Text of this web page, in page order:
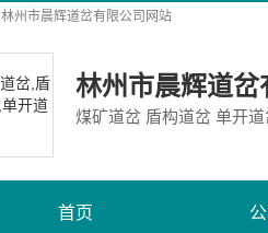
林州市晨辉道岔有限公司 网站
林州市晨辉道岔
煤矿道岔 盾构道岔 单开道
首页